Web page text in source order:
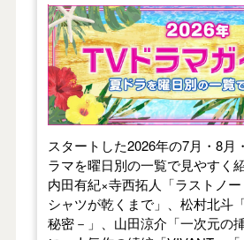
【2026年夏】TVドラマガ
スタートした2026年の7月・8月
ラマを曜日別の一覧で見やすく
内田有紀×寺西拓人「ラストノ
シャツが乾くまで」、松村北斗
秘密－」、山田涼介「一次元の